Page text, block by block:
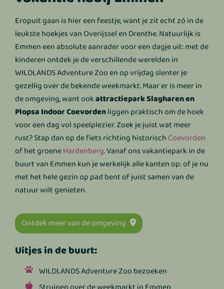
Eropuit gaan is hier een feestje, want je zit echt zó in de
leukste hoekjes van Overijssel en Drenthe. Natuurlijk is
Emmen een absolute aanrader voor een dagje uit: met de
kinderen ontdek je de verschillende werelden in
WILDLANDS Adventure Zoo en op vrijdag slenter je
gezellig over de bekende weekmarkt. Maar er is meer in
de omgeving, want ookattractiepark Slagharen en
Plopsa Indoor Coevordenliggen praktisch om de hoek
voor een dag vol speelplezier. Zoek je juist wat meer
rust? Stap dan op de fiets richting historisch Coevorden
of het groeneHardenberg. Vanaf ons vakantiepark in de
buurt van Emmen kun je werkelijk alle kanten op: of je nu
met het hele gezin op pad bent of juist samen van de
natuur wilt genieten.
Ontdek meer van de omgeving
Uitjes in de buurt:
WILDLANDS Adventure Zoo bezoeken